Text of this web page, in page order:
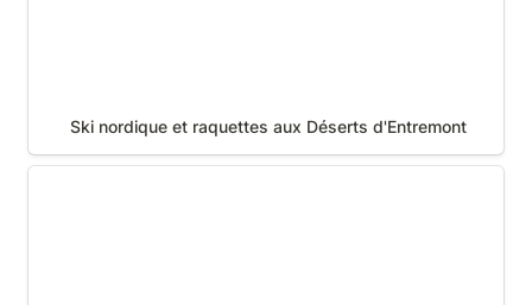
Ski nordique et raquettes aux Déserts d'Entremont